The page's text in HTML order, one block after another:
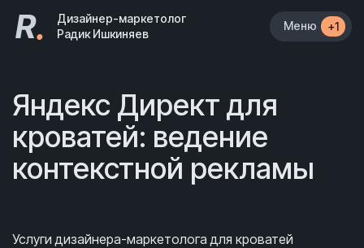
R.
Дизайнер-маркетолог
Радик Ишкиняев
Меню +1
Яндекс Директ для
кроватей: ведение
контекстной рекламы
Услуги дизайнера-маркетолога для кроватей